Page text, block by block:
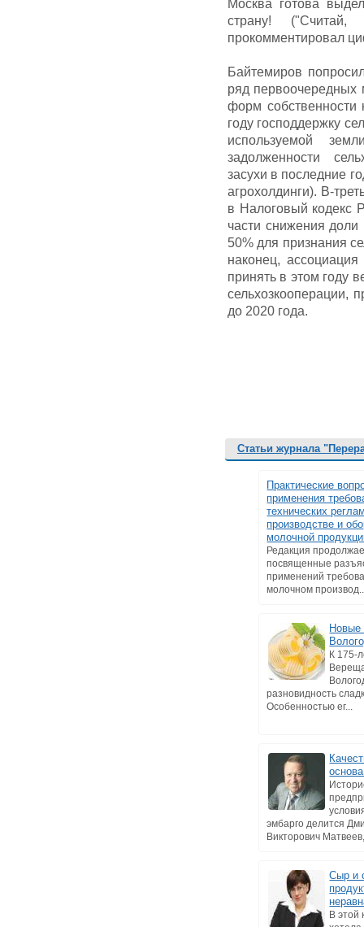
Москва готова
страну!
прокомментировал
Байтемиров
ряд первоочередных
форм
году господдержку
используемой
задолженности
засухи в последние
агрохолдинги). В-
в Налоговый кодекс
части снижения доли
50% для признания
наконец,
принять в этом году
сельхозкооперации,
до 2020 года.
Статьи журнала
Практические
применения
технических
производстве и
молочной
Редакция
посвященные
применений
молочном
Новые
К 175-
разновидность
Особенностью ег...
эмбарго делится
Викторович
Сыр и
В этой